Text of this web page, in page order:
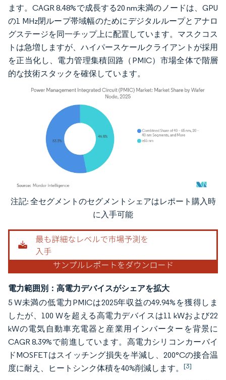
ます。CAGR 8.48%で成長する20 nm未満のノードは、GPU
の1 MHz閉ループ帯域幅のためにデジタルループとアナロ
グステージを同一チップ上に配置しています。マスクコス
トは急増しますが、ハイパースケールクライアントが採用
を正当化し、電力管理集積回路（PMIC）市場全体で階層
的な技術スタックを確保しています。
画像 © Mordor Intelligence。再利用にはCC BY 4.0の表示が必要です。
注記: 全セグメントのセグメントシェアはレポート購入時
に入手可能
電力範囲別：高電力デバイスがシェアを拡大
5 W未満の低電力PMICは2025年収益の49.94%を獲得しま
したが、100 Wを超える高電力デバイスは11 kWおよび22
kWの電気自動車充電器と産業用インバーターを背景に
CAGR 8.39%で前進しています。高電力シリコンカーバイ
ドMOSFETはスイッチング損失を半減し、200°Cの接合温
度に耐え、ヒートシンク体積を40%削減します。 [3]